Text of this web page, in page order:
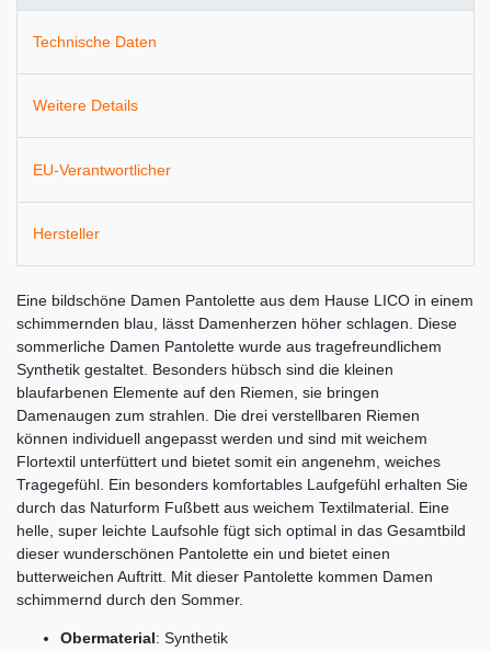
Technische Daten
Weitere Details
EU-Verantwortlicher
Hersteller
Eine bildschöne Damen Pantolette aus dem Hause LICO in einem
schimmernden blau, lässt Damenherzen höher schlagen. Diese
sommerliche Damen Pantolette wurde aus tragefreundlichem
Synthetik gestaltet. Besonders hübsch sind die kleinen
blaufarbenen Elemente auf den Riemen, sie bringen
Damenaugen zum strahlen. Die drei verstellbaren Riemen
können individuell angepasst werden und sind mit weichem
Flortextil unterfüttert und bietet somit ein angenehm, weiches
Tragegefühl. Ein besonders komfortables Laufgefühl erhalten Sie
durch das Naturform Fußbett aus weichem Textilmaterial. Eine
helle, super leichte Laufsohle fügt sich optimal in das Gesamtbild
dieser wunderschönen Pantolette ein und bietet einen
butterweichen Auftritt. Mit dieser Pantolette kommen Damen
schimmernd durch den Sommer.
Obermaterial: Synthetik